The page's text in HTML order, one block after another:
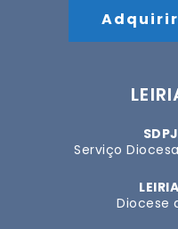
Serviço
Diocese